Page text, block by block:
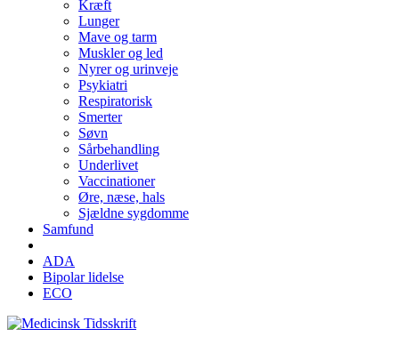
Kræft
Lunger
Mave og tarm
Muskler og led
Nyrer og urinveje
Psykiatri
Respiratorisk
Smerter
Søvn
Sårbehandling
Underlivet
Vaccinationer
Øre, næse, hals
Sjældne sygdomme
Samfund
ADA
Bipolar lidelse
ECO